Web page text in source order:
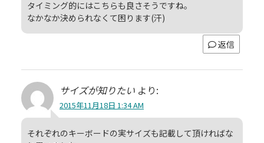
タイミング的にはこちらも良さそうですね。
なかなか決められなくて困ります(汗)
返信
サイズが知りたい より:
2015年11月18日 1:34 AM
それぞれのキーボードの実サイズも記載して頂ければな